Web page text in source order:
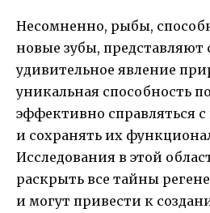
Несомненно, рыбы,
новые зубы, представляют
удивительное явление
уникальная способность
эффективно справляться
и сохранять их
Исследования в этой
раскрыть все тайны
и могут привести к